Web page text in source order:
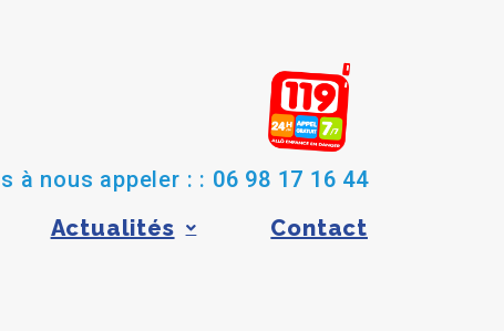
à nous appeler : : 06 98 17 16 44
Actualités Contact